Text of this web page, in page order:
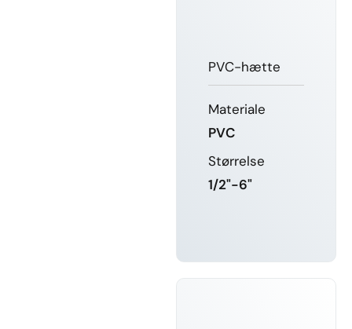
PVC-hætte
Materiale
PVC
Størrelse
1/2"-6"
AT VIDE